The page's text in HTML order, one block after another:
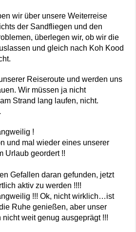
wir über unsere Weiterreise
der Sandfliegen und den
überlegen wir, ob wir die
und gleich nach Koh Kood
Reiseroute und werden uns
Wir müssen ja nicht
Strand lang laufen, nicht.
!
und mal wieder eines unserer
Urlaub geordert !!
Gefallen daran gefunden, jetzt
aktiv zu werden !!!!
!!! Ok, nicht wirklich…ist
Ruhe genießen, aber unser
weit genug ausgeprägt !!!